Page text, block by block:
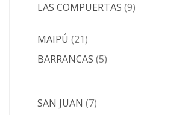
LAS COMPUERTAS (9)
MAIPÚ (21)
BARRANCAS (5)
SAN JUAN (7)